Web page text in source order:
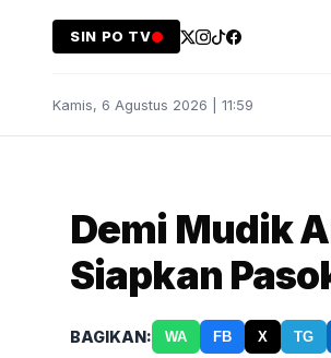
SIN PO TV
Kamis, 6 Agustus 2026 | 11:59
Demi Mudik
Siapkan
BAGIKAN: WA FB X TG